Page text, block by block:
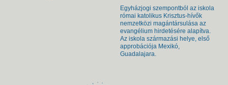
Egyházjogi szempontból az iskola
római katolikus Krisztus-hívők
nemzetközi magántársulása az
evangélium hirdetésére alapítva.
Az iskola származási helye, első
approbációja Mexikó,
Guadalajara.